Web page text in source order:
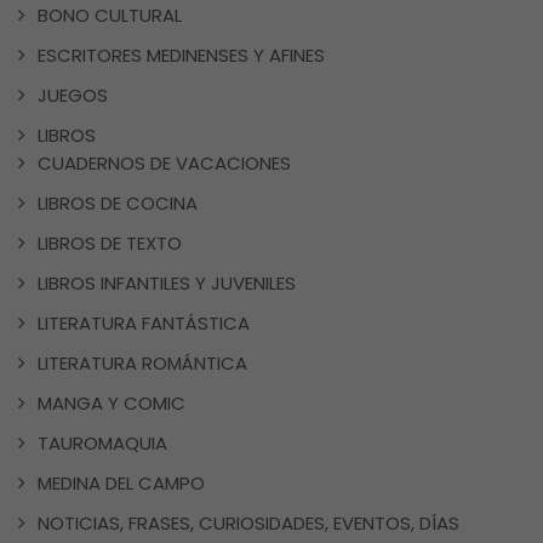
BONO CULTURAL
ESCRITORES MEDINENSES Y AFINES
JUEGOS
LIBROS
CUADERNOS DE VACACIONES
LIBROS DE COCINA
LIBROS DE TEXTO
LIBROS INFANTILES Y JUVENILES
LITERATURA FANTÁSTICA
LITERATURA ROMÁNTICA
MANGA Y COMIC
TAUROMAQUIA
MEDINA DEL CAMPO
NOTICIAS, FRASES, CURIOSIDADES, EVENTOS, DÍAS